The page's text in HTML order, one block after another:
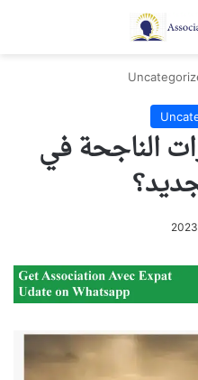
الناجحة في